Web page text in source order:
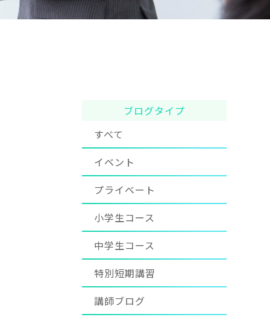
ブログタイプ
すべて
イベント
プライベート
小学生コース
中学生コース
特別短期講習
講師ブログ